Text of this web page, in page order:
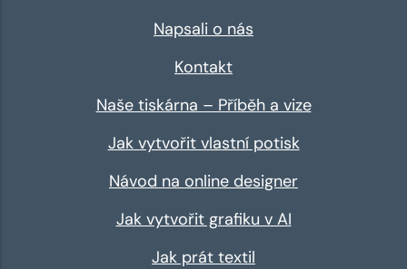
Napsali o nás
Kontakt
Naše tiskárna – Příběh a vize
Jak vytvořit vlastní potisk
Návod na online designer
Jak vytvořit grafiku v AI
Jak prát textil